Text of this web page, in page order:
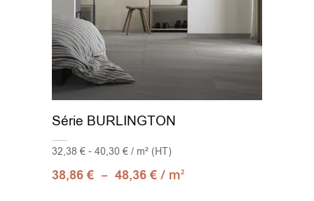
Série BURLINGTON
32,38 € - 40,30 € / m² (HT)
38,86€ – 48,36€ / m2